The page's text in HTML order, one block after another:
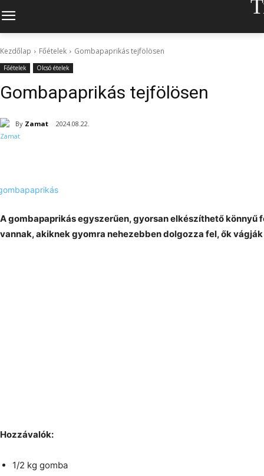
Kezdőlap Főételek Gombapaprikás tejfölösen
Főételek Olcsó ételek
Gombapaprikás tejfölösen
By Zamat 2024.08.22.
A gombapaprikás egyszerűen, gyorsan elkészíthető könnyű
vannak, akiknek gyomra nehezebben dolgozza fel, ők
Hozzávalók:
1/2 kg gomba